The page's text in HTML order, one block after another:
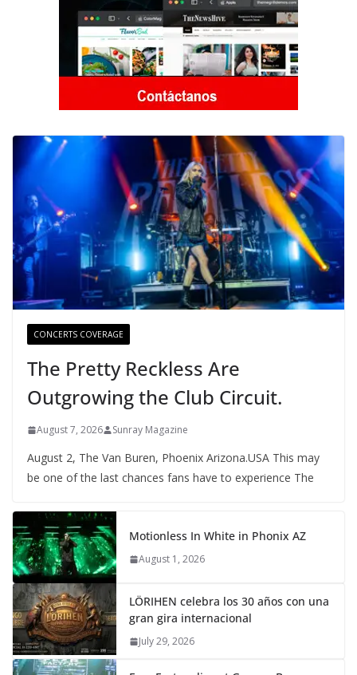
CONCERTS COVERAGE
The Pretty Reckless Are
Outgrowing the Club Circuit.
August 7, 2026 Sunray Magazine
August 2, The Van Buren, Phoenix Arizona.USA This may
be one of the last chances fans have to experience The
Motionless In White in Phonix AZ
August 1, 2026
LÖRIHEN celebra los 30 años con una
gran gira internacional
July 29, 2026